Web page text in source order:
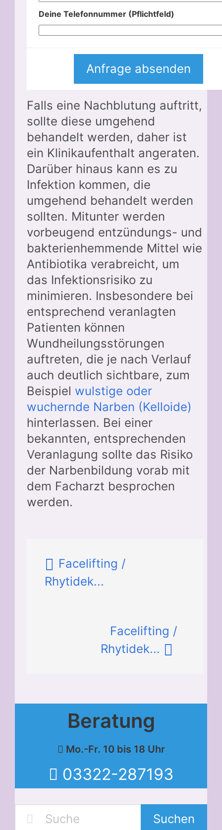
Deine Telefonnummer (Pflichtfeld)
Falls eine Nachblutung auftritt,
sollte diese umgehend
behandelt werden, daher ist
ein Klinikaufenthalt angeraten.
Darüber hinaus kann es zu
Infektion kommen, die
umgehend behandelt werden
sollten. Mitunter werden
vorbeugend entzündungs- und
bakterienhemmende Mittel wie
Antibiotika verabreicht, um
das Infektionsrisiko zu
minimieren. Insbesondere bei
entsprechend veranlagten
Patienten können
Wundheilungsstörungen
auftreten, die je nach Verlauf
auch deutlich sichtbare, zum
Beispiel wulstige oder
wuchernde Narben (Kelloide)
hinterlassen. Bei einer
bekannten, entsprechenden
Veranlagung sollte das Risiko
der Narbenbildung vorab mit
dem Facharzt besprochen
werden.
Facelifting /
Rhytidek...
Facelifting /
Rhytidek...
Beratung
Mo.-Fr. 10 bis 18 Uhr
03322-287193
Suchen